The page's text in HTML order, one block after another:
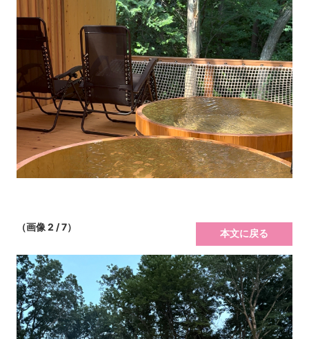
（画像 2 / 7）
本文に戻る